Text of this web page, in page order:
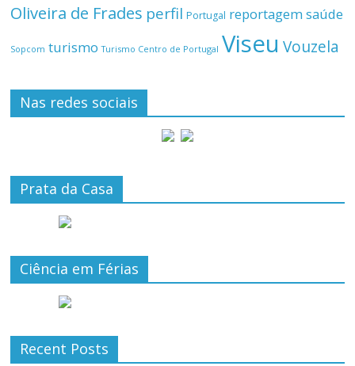
Oliveira de Frades perfil Portugal reportagemsaúde
Sopcom turismo Turismo Centro de Portugal Viseu Vouzela
Nas redes sociais
Prata da Casa
Ciência em Férias
Recent Posts